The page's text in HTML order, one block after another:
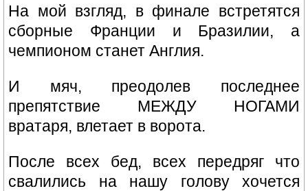
На мой взгляд, в финале встретятся
сборные Франции и Бразилии, а
чемпионом станет Англия.
И мяч, преодолев последнее
препятствие МЕЖДУ НОГАМИ
вратаря, влетает в ворота.
После всех бед, всех передряг что
свалились на нашу голову хочется